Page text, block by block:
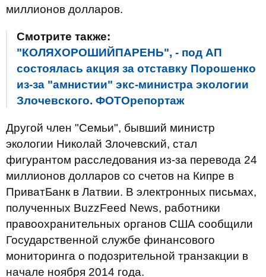
миллионов долларов.
Смотрите также:
"КОЛЯХОРОШИЙПАРЕНЬ", - под АП
состоялась акция за отставку Порошенко
из-за "амнистии" экс-министра экологии
Злочевского. ФОТОрепортаж
Другой член "Семьи", бывший министр
экологии Николай Злочевский, стал
фигурантом расследования из-за перевода 24
миллионов долларов со счетов на Кипре в
ПриватБанк в Латвии. В электронных письмах,
полученных BuzzFeed News, работники
правоохранительных органов США сообщили
Государственной службе финансового
мониторинга о подозрительной транзакции в
начале ноября 2014 года.